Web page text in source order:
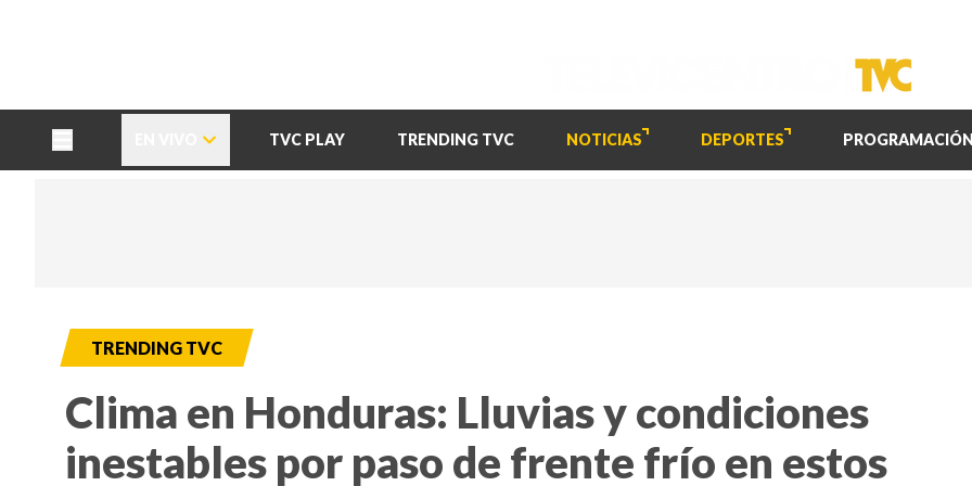
TVC PLAY TRENDING TVC NOTICIAS DEPORTES PROGRAMACIÓN
TRENDING TVC
Clima en Honduras: Lluvias y condiciones
inestables por paso de frente frío en estos